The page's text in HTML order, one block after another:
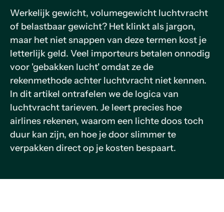
Werkelijk gewicht, volumegewicht luchtvracht
of belastbaar gewicht? Het klinkt als jargon,
maar het niet snappen van deze termen kost je
letterlijk geld. Veel importeurs betalen onnodig
voor 'gebakken lucht' omdat ze de
rekenmethode achter luchtvracht niet kennen.
In dit artikel ontrafelen we de logica van
luchtvracht tarieven. Je leert precies hoe
airlines rekenen, waarom een lichte doos toch
duur kan zijn, en hoe je door slimmer te
verpakken direct op je kosten bespaart.